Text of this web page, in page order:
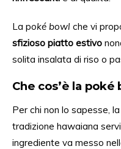
La poké bowl che vi
sfizioso piatto estivo no
solita insalata di riso o
Che cos’è la poké
Per chi non lo sapesse, la
tradizione hawaiana
ingrediente va messo